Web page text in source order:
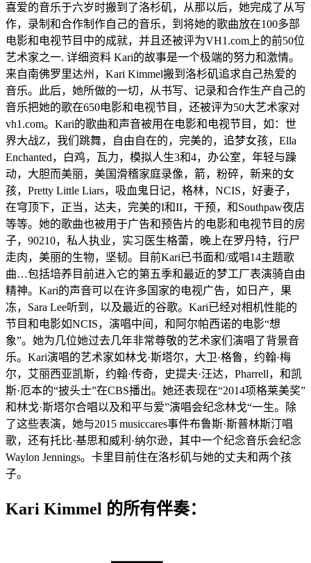
喜爱的音乐于六岁时搬到了洛杉矶，从那以后，她完成了从写
作，录制和合作制作自己的音乐，到将她的歌曲放在100多部
电影和电视节目中的成就，并且还被评为VH1.com上的前50位
艺术家之一. 详细资料 Kari的故事是一个极端的努力和激情。
来自南佛罗里达州，Kari Kimmel搬到洛杉矶追求自己热爱的
音乐。此后，她所做的一切，从书写、记录和合作生产自己的
音乐把她的歌在650电影和电视节目，还被评为50大艺术家对
vh1.com。Kari的歌曲和声音被用在电影和电视节目，如：世
界大战Z，我们跳舞，自由自在的，完美的，追梦女孩，Ella
Enchanted，白鸡，瓦力，模拟人生3和4，办公室，年轻与躁
动，大胆而美丽，美国滑稽家庭录像，箭，粉碎，新来的女
孩，Pretty Little Liars，吸血鬼日记，格林，NCIS，好妻子，
在穹顶下，正当，达夫，完美的I和II，干预，和Southpaw夜店
等等。她的歌曲也被用于广告和预告片的电影和电视节目的房
子，90210，私人执业，实习医生格蕾，晚上在罗丹特，行尸
走肉，美丽的生物，坚韧。目前Kari已书面和/或唱14主题歌
曲…包括培养目前进入它的第五季和最近的梦工厂表演骑自由
精神。Kari的声音可以在许多国家的电视广告，如日产，果
冻，Sara Lee听到，以及最近的谷歌。Kari已经对相机性能的
节目和电影如NCIS，演唱中间，和阿尔帕西诺的电影“想
象”。她为几位她过去几年非常尊敬的艺术家们演唱了背景音
乐。Kari演唱的艺术家如林戈·斯塔尔，大卫·格鲁，约翰·梅
尔，艾丽西亚凯斯，约翰·传奇，史提夫·汪达，Pharrell，和凯
斯·厄本的“披头士”在CBS播出。她还表现在“2014项格莱美奖”
和林戈·斯塔尔合唱以及和平与爱”演唱会纪念林戈“一生。除
了这些表演，她与2015 musiccares事件布鲁斯·斯普林斯汀唱
歌，还有托比·基思和威利·纳尔逊，其中一个纪念音乐会纪念
Waylon Jennings。卡里目前住在洛杉矶与她的丈夫和两个孩
子。
Kari Kimmel 的所有伴奏：